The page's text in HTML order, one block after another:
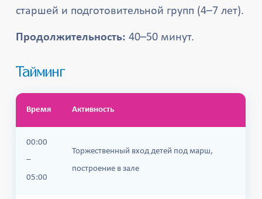
старшей и подготовительной групп (4–7 лет).
Продолжительность: 40–50 минут.
Тайминг
Время Активность
00:00
–
05:00
Торжественный вход детей под марш,
построение в зале